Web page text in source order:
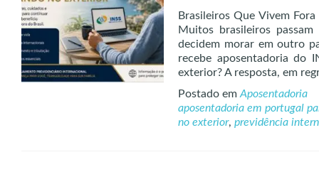
Brasileiros Que Vivem
Muitos brasileiros
decidem morar em outro
recebe aposentadoria do
exterior? A resposta, em
Postado em Aposentadoria
aposentadoria em portugal
no exterior, previdência